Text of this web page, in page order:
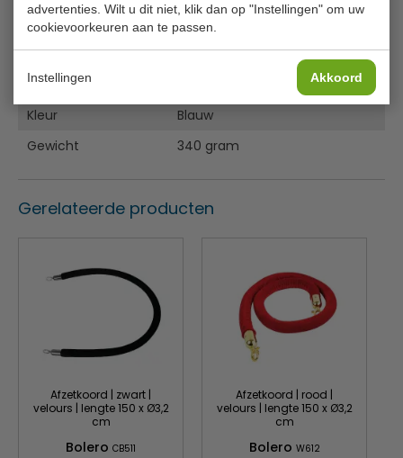
advertenties. Wilt u dit niet, klik dan op "Instellingen" om uw
cookievoorkeuren aan te passen.
Instellingen Akkoord
Model
U 917
Lengte x Ø
150 x 3,2 cm
Materiaal
Kleur
Blauw
Gewicht
340 gram
Gerelateerde producten
Afzetkoord | zwart |
velours | lengte 150 x Ø3,2
cm
Bolero CB511
Afzetkoord | rood |
velours | lengte 150 x Ø3,2
cm
Bolero W612